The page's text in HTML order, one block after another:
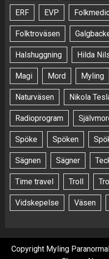
ERF EVP
Folktroväsen
Halshuggning Hilda
Magi Mord Myling
Naturväsen Nikola
Radioprogram
Spöke Spöken
Sägnen Sägner
Time travel Troll
Vidskepelse Väsen
Copyright Myling